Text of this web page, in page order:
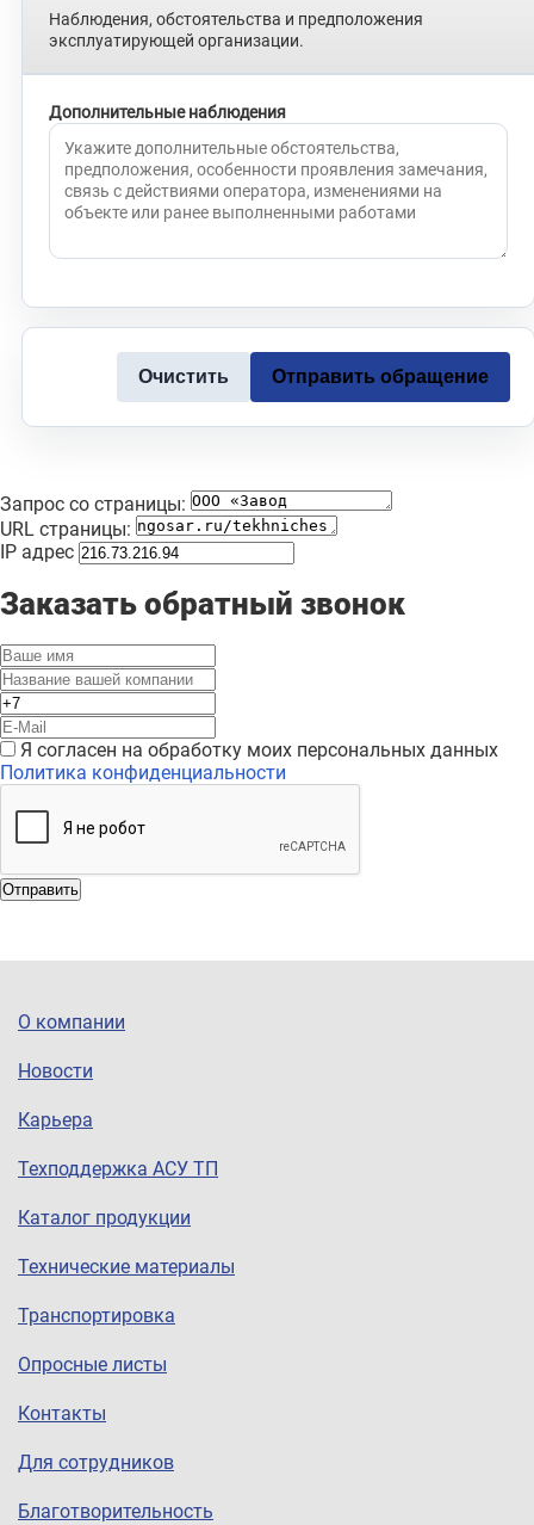
Наблюдения, обстоятельства и предположения
эксплуатирующей организации.
Дополнительные наблюдения
Очистить Отправить обращение
Запрос со страницы:
URL страницы:
IP адрес
Заказать обратный звонок
Я согласен на обработку моих персональных данных
Политика конфиденциальности
Отправить
О компании
Новости
Карьера
Техподдержка АСУ ТП
Каталог продукции
Технические материалы
Транспортировка
Опросные листы
Контакты
Для сотрудников
Благотворительность